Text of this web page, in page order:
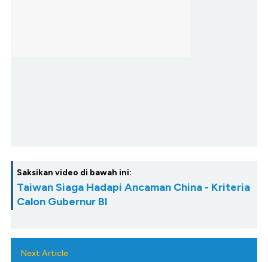
Saksikan video di bawah ini:
Taiwan Siaga Hadapi Ancaman China - Kriteria
Calon Gubernur BI
Next Article